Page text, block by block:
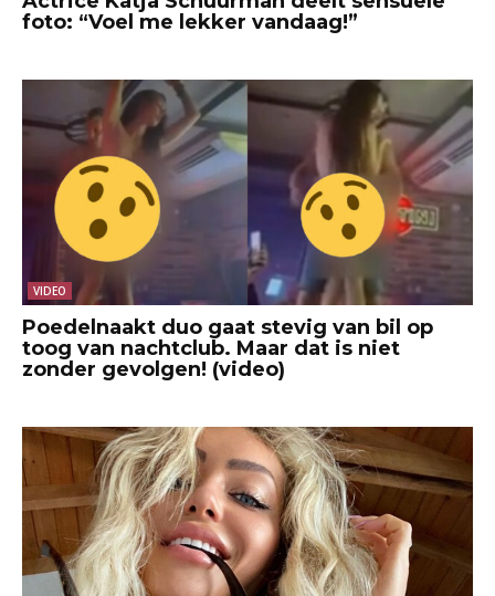
foto: “Voel me lekker vandaag!”
VIDEO
Poedelnaakt duo gaat stevig van bil op
toog van nachtclub. Maar dat is niet
zonder gevolgen! (video)